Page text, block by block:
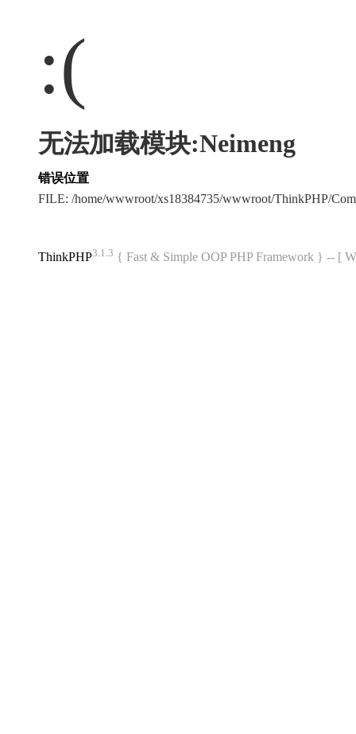
:(
无法加载模块:Neimeng
错误位置
FILE: /home/wwwroot/xs18384735/wwwroot/ThinkPHP/
ThinkPHP3.1.3 { Fast & Simple OOP PHP Framework } -- [